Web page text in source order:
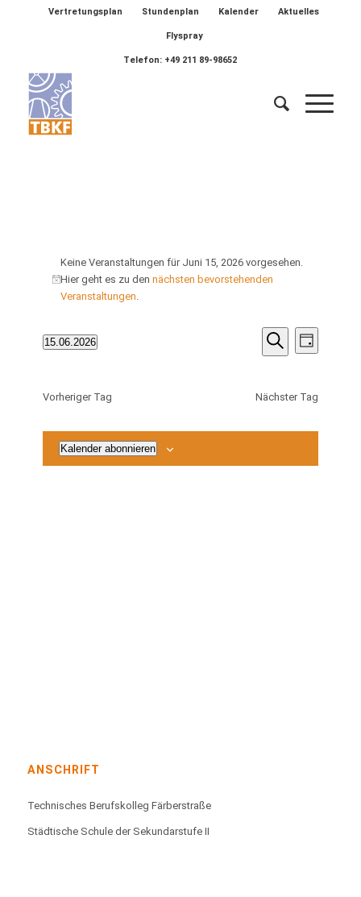
Vertretungsplan Stundenplan Kalender Aktuelles
Flyspray
Telefon: +49 211 89-98652
Veranstaltungen
für
Juni
15,
Hinweis
Keine Veranstaltungen für Juni 15, 2026 vorgesehen.
Hier geht es zu dennächsten bevorstehenden
Veranstaltungen.
Suche
und
Suche
Tag
15.06.2026
Vorheriger Tag Nächster Tag
Kalender abonnieren
ANSCHRIFT
Technisches Berufskolleg Färberstraße
Städtische Schule der Sekundarstufe II